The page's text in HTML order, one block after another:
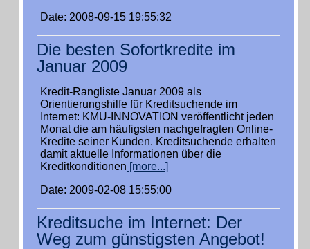
Date: 2008-09-15 19:55:32
Die besten Sofortkredite im
Januar 2009
Kredit-Rangliste Januar 2009 als
Orientierungshilfe für Kreditsuchende im
Internet: KMU-INNOVATION veröffentlicht jeden
Monat die am häufigsten nachgefragten Online-
Kredite seiner Kunden. Kreditsuchende erhalten
damit aktuelle Informationen über die
Kreditkonditionen [more...]
Date: 2009-02-08 15:55:00
Kreditsuche im Internet: Der
Weg zum günstigsten Angebot!